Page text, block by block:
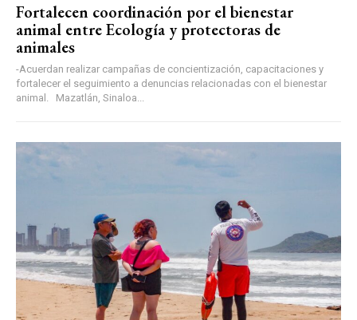
Fortalecen coordinación por el bienestar
animal entre Ecología y protectoras de
animales
-Acuerdan realizar campañas de concientización, capacitaciones y
fortalecer el seguimiento a denuncias relacionadas con el bienestar
animal. Mazatlán, Sinaloa...